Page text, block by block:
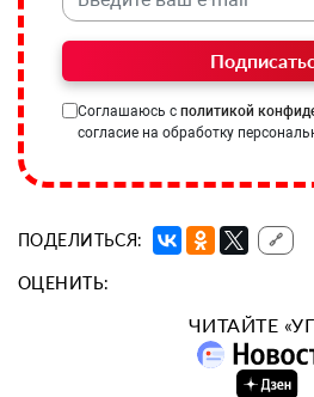
Соглашаюсь с политикой
согласие на обработку
ПОДЕЛИТЬСЯ: 🔗
ОЦЕНИТЬ:
ЧИТАЙТЕ